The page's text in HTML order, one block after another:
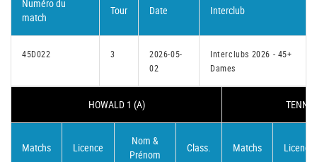
Numéro du
match
Tour Date Interclub
45D022 3
2026-05-
02
Interclubs 2026 - 45+
Dames
HOWALD 1 (A)
Matchs Licence
Nom &
Prénom
Class. Matchs Licence